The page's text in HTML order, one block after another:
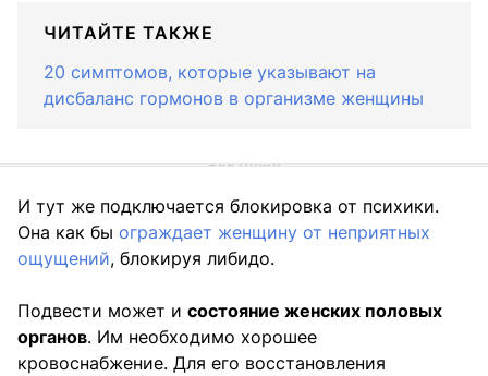
ЧИТАЙТЕ ТАКЖЕ
20 симптомов, которые указывают на
дисбаланс гормонов в организме женщины
И тут же подключается блокировка от психики.
Она как бы ограждает женщину от неприятных
ощущений, блокируя либидо.
Подвести может и состояние женских половых
органов. Им необходимо хорошее
кровоснабжение. Для его восстановления